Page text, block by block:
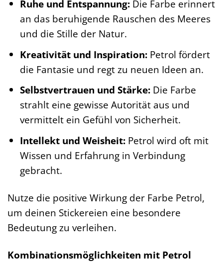
Ruhe und Entspannung:Die Farbe erinnert
an das beruhigende Rauschen des Meeres
und die Stille der Natur.
Kreativität und Inspiration:Petrol fördert
die Fantasie und regt zu neuen Ideen an.
Selbstvertrauen und Stärke:Die Farbe
strahlt eine gewisse Autorität aus und
vermittelt ein Gefühl von Sicherheit.
Intellekt und Weisheit:Petrol wird oft mit
Wissen und Erfahrung in Verbindung
gebracht.
Nutze die positive Wirkung der Farbe Petrol,
um deinen Stickereien eine besondere
Bedeutung zu verleihen.
Kombinationsmöglichkeiten mit Petrol